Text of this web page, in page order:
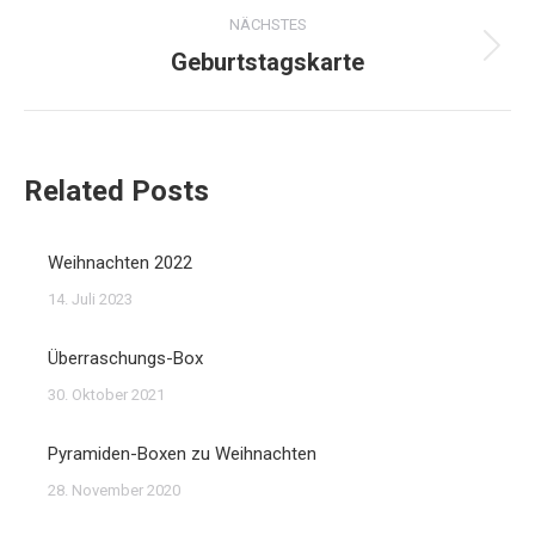
NÄCHSTES
Nächster
Geburtstagskarte
Related Posts
Weihnachten 2022
14. Juli 2023
Überraschungs-Box
30. Oktober 2021
Pyramiden-Boxen zu Weihnachten
28. November 2020